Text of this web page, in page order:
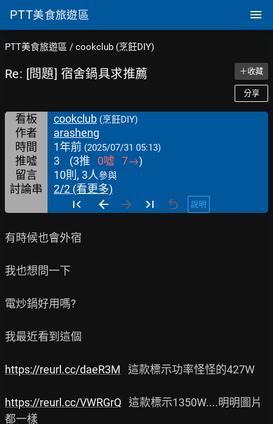
PTT美食旅遊區
PTT美食旅遊區 / cookclub (烹飪DIY)
Re: [問題] 宿舍鍋具求推薦 ＋收藏
分享
看板 cookclub (烹飪DIY)
作者
arasheng
時間
1年前 (2025/07/31 05:13)
推噓 3 (3推 0噓 7→)
留言
10則, 3人參與
討論串 2/2 (看更多)
說明
有時候也會外宿
我也想問一下
電炒鍋好用嗎?
我最近看到這個
https://reurl.cc/daeR3M
   這款標示功率怪怪的427W
https://reurl.cc/VWRGrQ
   這款標示1350W....明明圖片
都一樣